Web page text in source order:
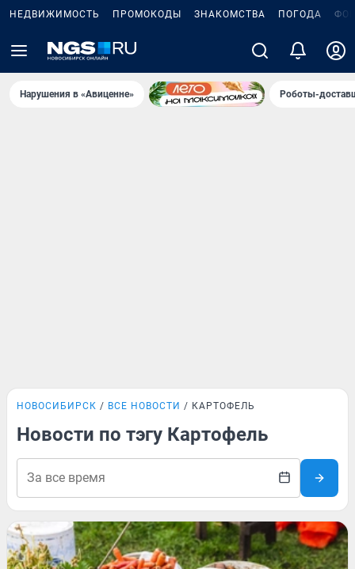
НЕДВИЖИМОСТЬ ПРОМОКОДЫ ЗНАКОМСТВА ПОГОДА
Нарушения в «Авиценне» Роботы-
НОВОСИБИРСК ВСЕ НОВОСТИ КАРТОФЕЛЬ
Новости по тэгу Картофель